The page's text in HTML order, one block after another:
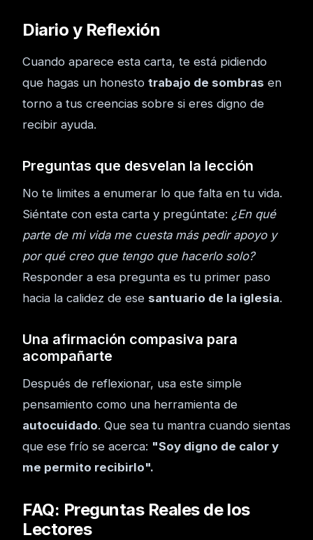
Diario y Reflexión
Cuando aparece esta carta, te está pidiendo
que hagas un honesto trabajo de sombras en
torno a tus creencias sobre si eres digno de
recibir ayuda.
Preguntas que desvelan la lección
No te limites a enumerar lo que falta en tu vida.
Siéntate con esta carta y pregúntate: ¿En qué
parte de mi vida me cuesta más pedir apoyo y
por qué creo que tengo que hacerlo solo?
Responder a esa pregunta es tu primer paso
hacia la calidez de ese santuario de la iglesia.
Una afirmación compasiva para
acompañarte
Después de reflexionar, usa este simple
pensamiento como una herramienta de
autocuidado. Que sea tu mantra cuando sientas
que ese frío se acerca: "Soy digno de calor y
me permito recibirlo".
FAQ: Preguntas Reales de los
Lectores